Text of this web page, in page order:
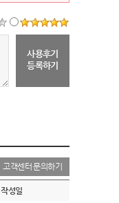
사용후기
등록하기
고객센터 문의하기
작성일